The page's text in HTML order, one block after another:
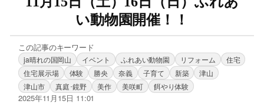
い動物園開催！！
この記事のキーワード
ja晴れの国岡山 イベント ふれあい動物園 リフォーム
住宅
住宅展示場
体験 勝央 奈義 子育て 新築
津山
津山市
真庭･鏡野 美作 美咲町 餌やり体験
2025年11月15日 11:01